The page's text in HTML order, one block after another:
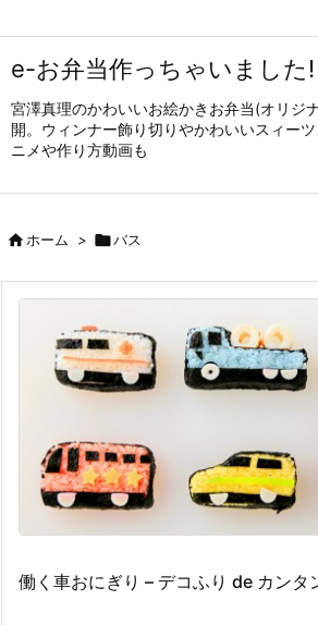
e-お弁当作っちゃいました!
宮澤真理のかわいいお絵かきお弁当(オリジ
開。ウィンナー飾り切りやかわいいスィー
ニメや作り方動画も
ホーム > バス
働く車おにぎり – デコふり de カンタ